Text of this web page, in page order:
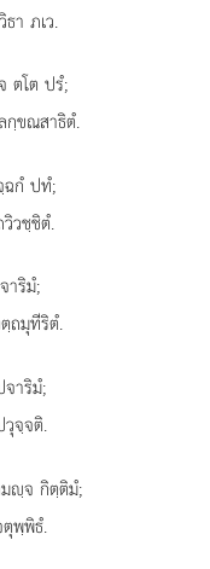
า ภเว.
ตโต ปรํ;
ขณสาธิตํ.
ฉกํ ปทํ;
วชฺชิตํ.
าริมํ;
ถมุทีริตํ.
าริมํ;
จฺจติ.
ฺจ กิตฺติมํ;
พฺพิธํ.